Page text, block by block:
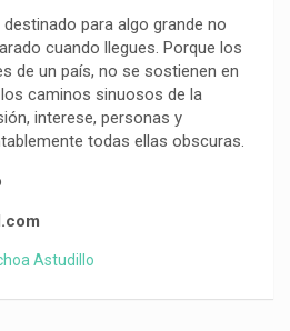
para algo grande no
cuando llegues. Porque los
de un país, no se sostienen en
caminos sinuosos de la
interese, personas y
todas ellas obscuras.
Astudillo